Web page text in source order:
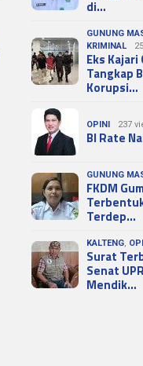
di…
GUNUNG
KRIMINAL
Eks Kajari
Tangkap
Korupsi…
OPINI 237
BI Rate
GUNUNG
FKDM
Terdep…
KALTENG
Surat
Senat
Mendik…